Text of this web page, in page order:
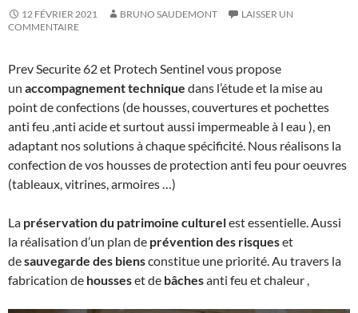
12 FÉVRIER 2021 BRUNO SAUDEMONT
LAISSER UN
COMMENTAIRE
Prev Securite 62 et Protech Sentinel vous propose
un accompagnement technique dans l’étude et la mise au
point de confections (de housses, couvertures et pochettes
anti feu ,anti acide et surtout aussi impermeable à l eau ), en
adaptant nos solutions à chaque spécificité. Nous réalisons la
confection de vos housses de protection anti feu pour oeuvres
(tableaux, vitrines, armoires …)
La préservation du patrimoine culturelest essentielle. Aussi
la réalisation d’un plan de prévention des risqueset
desauvegarde des biensconstitue une priorité. Au travers la
fabrication de housseset de bâchesanti feu et chaleur ,